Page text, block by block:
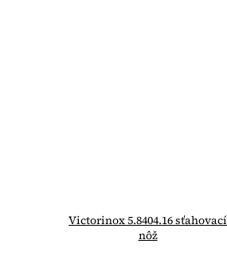
Victorinox 5.8404.16 sťahovací
nôž